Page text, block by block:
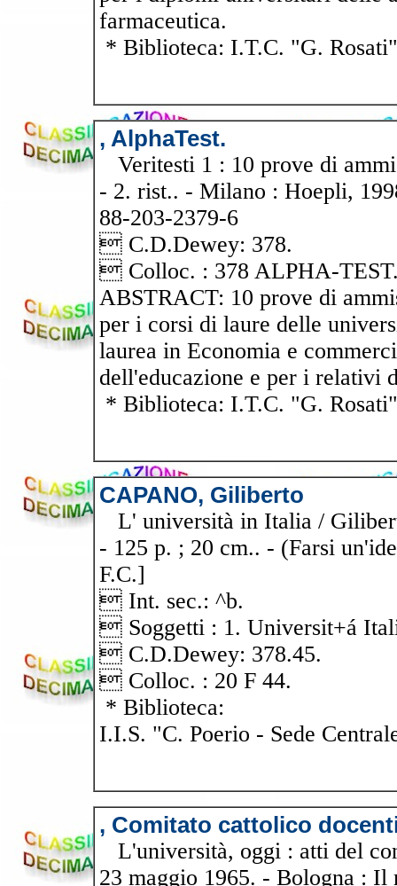
farmaceutica.
* Biblioteca: I.T.C. "G. Rosati"
, AlphaTest.
Veritesti 1 : 10 prove di
- 2. rist.. - Milano : Hoepli,
88-203-2379-6
 C.D.Dewey: 378.
 Colloc. : 378 ALPHA-
ABSTRACT: 10 prove di
per i corsi di laure delle
laurea in Economia e
dell'educazione e per i relativi
* Biblioteca: I.T.C. "G. Rosati"
CAPANO, Giliberto
L' università in Italia /
- 125 p. ; 20 cm.. - (Farsi
F.C.]
 Int. sec.: ^b.
 Soggetti : 1. Universit+á
 C.D.Dewey: 378.45.
 Colloc. : 20 F 44.
* Biblioteca:
I.I.S. "C. Poerio - Sede
, Comitato cattolico
L'università, oggi : atti del
23 maggio 1965. - Bologna :